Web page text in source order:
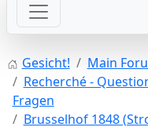
Gesicht!
Main
Recherché -
Fragen
Brusselhof 1848